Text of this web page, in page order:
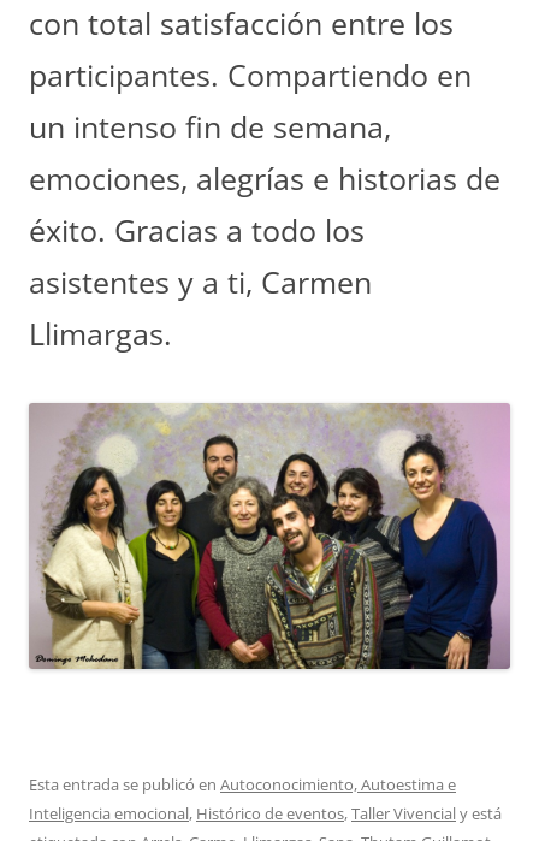
con total satisfacción entre los
participantes. Compartiendo en
un intenso fin de semana,
emociones, alegrías e historias de
éxito. Gracias a todo los
asistentes y a ti, Carmen
Llimargas.
Esta entrada se publicó en Autoconocimiento, Autoestima e
Inteligencia emocional, Histórico de eventos,Taller Vivencialy está